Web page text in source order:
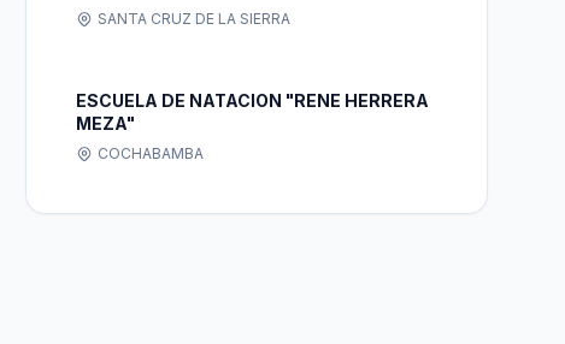
SANTA CRUZ DE LA SIERRA
ESCUELA DE NATACION "RENE HERRERA
MEZA"
COCHABAMBA